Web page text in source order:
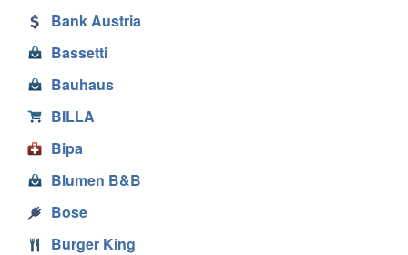
Bank Austria
Bassetti
Bauhaus
BILLA
Bipa
Blumen B&B
Bose
Burger King